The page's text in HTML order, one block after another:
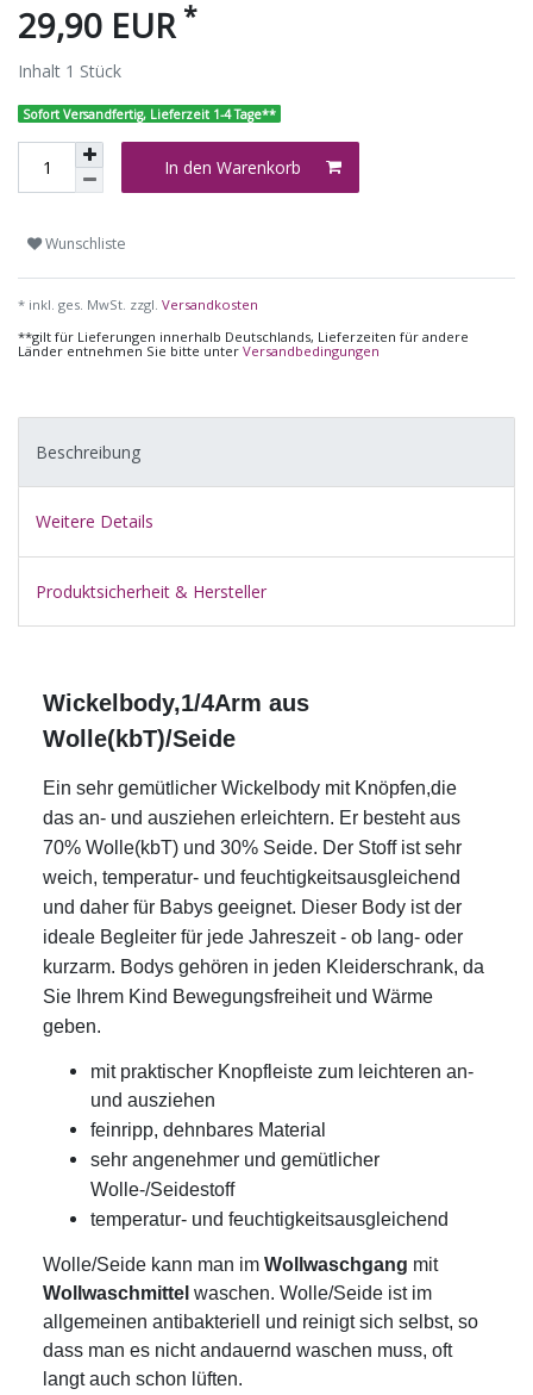
29,90 EUR *
Inhalt 1 Stück
Sofort Versandfertig, Lieferzeit 1-4 Tage**
In den Warenkorb
Wunschliste
* inkl. ges. MwSt. zzgl. Versandkosten
**gilt für Lieferungen innerhalb Deutschlands, Lieferzeiten für andere
Länder entnehmen Sie bitte unter Versandbedingungen
Beschreibung
Weitere Details
Produktsicherheit & Hersteller
Wickelbody,1/4Arm aus
Wolle(kbT)/Seide
Ein sehr gemütlicher Wickelbody mit Knöpfen,die
das an- und ausziehen erleichtern. Er besteht aus
70% Wolle(kbT) und 30% Seide. Der Stoff ist sehr
weich, temperatur- und feuchtigkeitsausgleichend
und daher für Babys geeignet. Dieser Body ist der
ideale Begleiter für jede Jahreszeit - ob lang- oder
kurzarm. Bodys gehören in jeden Kleiderschrank, da
Sie Ihrem Kind Bewegungsfreiheit und Wärme
geben.
mit praktischer Knopfleiste zum leichteren an-
und ausziehen
feinripp, dehnbares Material
sehr angenehmer und gemütlicher
Wolle-/Seidestoff
temperatur- und feuchtigkeitsausgleichend
Wolle/Seide kann man im Wollwaschgang mit
Wollwaschmittel waschen. Wolle/Seide ist im
allgemeinen antibakteriell und reinigt sich selbst, so
dass man es nicht andauernd waschen muss, oft
langt auch schon lüften.